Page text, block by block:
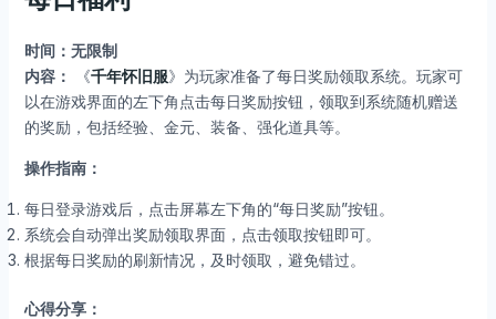
时间：无限制
内容：
《千年怀旧服》为玩家准备了每日奖励领取系统。玩家可
以在游戏界面的左下角点击每日奖励按钮，领取到系统随机赠送
的奖励，包括经验、金元、装备、强化道具等。
操作指南：
每日登录游戏后，点击屏幕左下角的“每日奖励”按钮。
系统会自动弹出奖励领取界面，点击领取按钮即可。
根据每日奖励的刷新情况，及时领取，避免错过。
心得分享：